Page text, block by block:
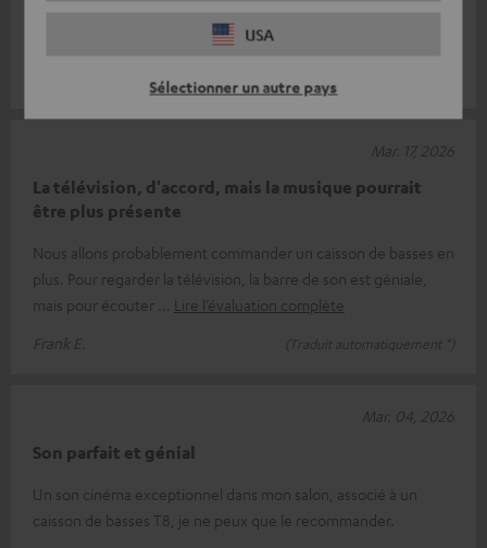
USA
Sélectionner un autre pays
La télévision, d'accord, mais la musique pourrait
être plus présente
Nous allons probablement commander un caisson de basses en
plus. Pour regarder la télévision, la barre de son est géniale,
mais pour écouter
Lire l’évaluation complète
Frank E.
(Traduit automatiquement *)
Mar. 17, 2026
Son parfait et génial
Un son cinéma exceptionnel dans mon salon, associé à un
caisson de basses T8, je ne peux que le recommander.
Mar. 04, 2026